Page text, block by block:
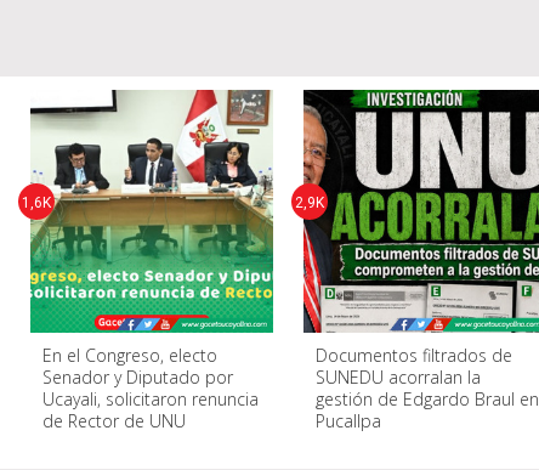
En el Congreso, electo
Senador y Diputado por
Ucayali, solicitaron renuncia
de Rector de UNU
1,6K
Documentos filtrados de
SUNEDU acorralan la
gestión de Edgardo Braul en
Pucallpa
2,9K